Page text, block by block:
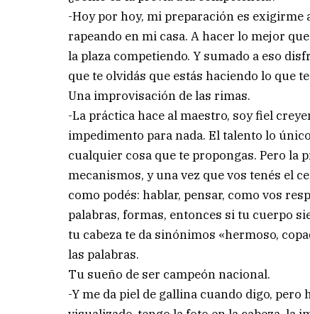
-Hoy por hoy, mi preparación es
rapeando en mi casa. A hacer lo mejor
la plaza competiendo. Y sumado a eso
que te olvidás que estás haciendo lo que
Una improvisación de las rimas.
-La práctica hace al maestro, soy fiel
impedimento para nada. El talento lo
cualquier cosa que te propongas. Pero la
mecanismos, y una vez que vos tenés el
como podés: hablar, pensar, como vos
palabras, formas, entonces si tu cuerpo
tu cabeza te da sinónimos «hermoso,
las palabras.
Tu sueño de ser campeón nacional.
-Y me da piel de gallina cuando digo,